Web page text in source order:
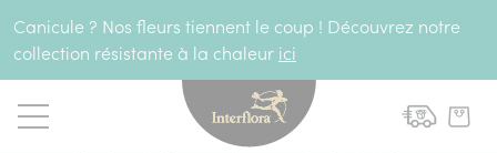
Canicule ? Nos fleurs tiennent le coup ! Découvrez notre
collection résistante à la chaleur ici